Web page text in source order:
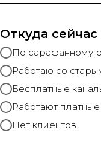
Откуда
По сарафанному
Работаю со
Бесплатные
Работают
Нет клиентов